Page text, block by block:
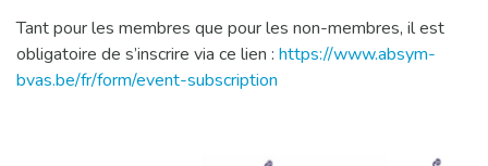
Tant pour les membres que pour les non-membres, il est
obligatoire de s’inscrire via ce lien : https://www.absym-
bvas.be/fr/form/event-subscription